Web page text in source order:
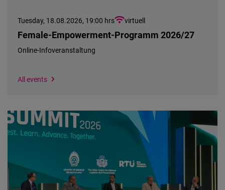
Tuesday, 18.08.2026, 19:00 hrs virtuell
Female-Empowerment-Programm 2026/27
Online-Infoveranstaltung
We
your
location
suggest
events
near
Specify
All events
Embed
Cloudinary
Flickr
Newsletter2go
Embed
Embed